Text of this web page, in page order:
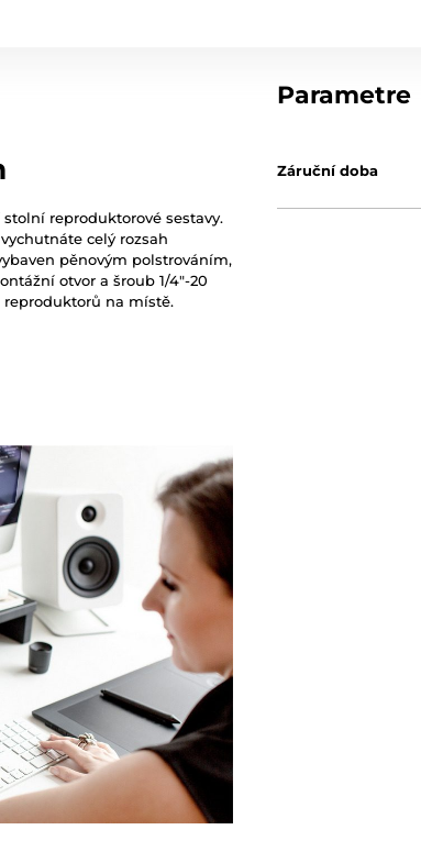
reproduktorové sestavy.
celý rozsah
pěnovým polstrováním,
otvor a šroub 1/4"-20
na místě.
Parametre
Záruční doba